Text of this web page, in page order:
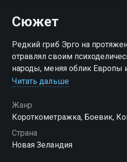
Сюжет
Редкий гриб Эрго на
отравлял своим
народы, меняя облик
процесс над ведьмами
Читать дальше
Жанр
Короткометражка, Боевик,
Страна
Новая Зеландия